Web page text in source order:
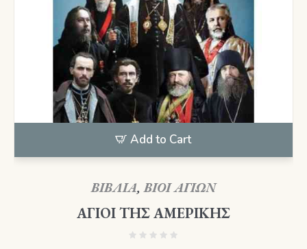
Add to Cart
ΒΙΒΛΙΑ,ΒΙΟΙ ΑΓΙΩΝ
ΑΓΙΟΙ ΤΗΣ ΑΜΕΡΙΚΗΣ